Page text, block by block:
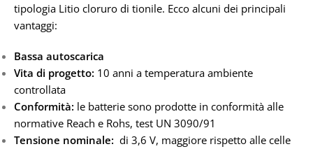
tipologia Litio cloruro di tionile. Ecco alcuni dei principali
vantaggi:
Bassa autoscarica
Vita di progetto: 10 anni a temperatura ambiente
controllata
Conformità: le batterie sono prodotte in conformità alle
normative Reach e Rohs, test UN 3090/91
Tensione nominale: di 3,6 V, maggiore rispetto alle celle